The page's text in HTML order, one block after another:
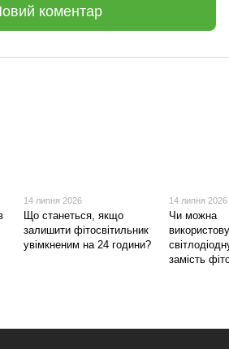
коментар
14 липня 2026
Що станеться, якщо
залишити фітосвітильник
увімкненим на 24 години?
14 липня 2026
Чи можна
замість